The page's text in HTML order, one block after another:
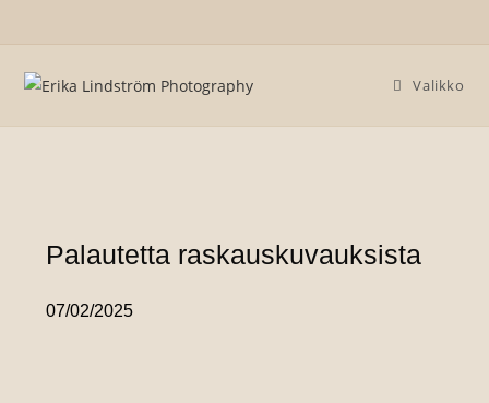
Valikko
Palautetta raskauskuvauksista
07/02/2025